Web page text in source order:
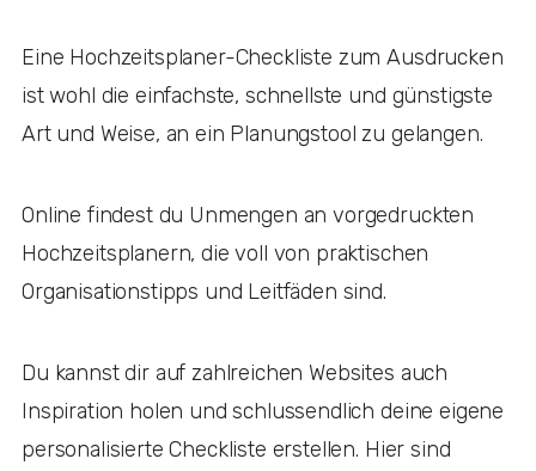
Eine Hochzeitsplaner-Checkliste zum Ausdrucken
ist wohl die einfachste, schnellste und günstigste
Art und Weise, an ein Planungstool zu gelangen.
Online findest du Unmengen an vorgedruckten
Hochzeitsplanern, die voll von praktischen
Organisationstipps und Leitfäden sind.
Du kannst dir auf zahlreichen Websites auch
Inspiration holen und schlussendlich deine eigene
personalisierte Checkliste erstellen. Hier sind